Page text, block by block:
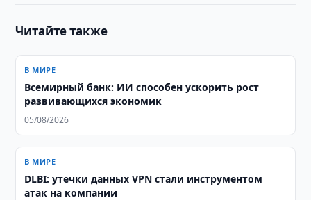
Читайте также
В МИРЕ
Всемирный банк: ИИ способен ускорить рост
развивающихся экономик
05/08/2026
В МИРЕ
DLBI: утечки данных VPN стали инструментом
атак на компании